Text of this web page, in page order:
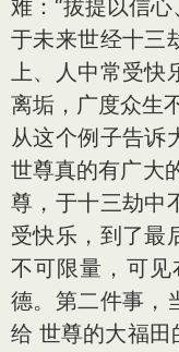
难：“拔提以信
于未来世经十三
上、人中常受快
离垢，广度众生
从这个例子告诉
世尊真的有广大
尊，于十三劫中
受快乐，到了最
不可限量，可
德。第二件事，
给 世尊的大福田